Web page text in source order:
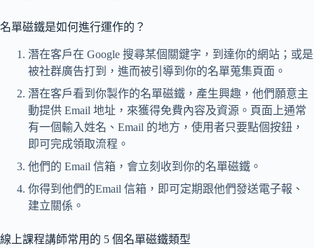
名單磁鐵是如何進行運作的？
潛在客戶在 Google 搜尋某個關鍵字，到達你的網站；或是
被社群廣告打到，進而被引導到你的名單蒐集頁面。
潛在客戶看到你製作的名單磁鐵，產生興趣，他們願意主
動提供 Email 地址，來獲得免費內容及資源。頁面上通常
有一個輸入姓名、Email 的地方，使用者只要點個按鈕，
即可完成領取流程。
他們的 Email 信箱，會立刻收到你的名單磁鐵。
你得到他們的Email 信箱，即可定期跟他們發送電子報、
建立關係。
線上課程講師常用的 5 個名單磁鐵類型